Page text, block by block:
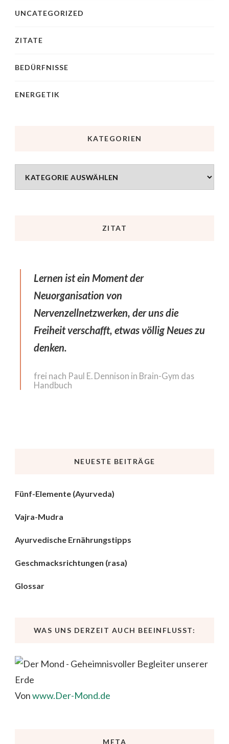
UNCATEGORIZED
ZITATE
BEDÜRFNISSE
ENERGETIK
KATEGORIEN
ZITAT
Lernen ist ein Moment der
Neuorganisation von
Nervenzellnetzwerken, der uns die
Freiheit verschafft, etwas völlig Neues zu
denken.
frei nach Paul E. Dennison in Brain-Gym das
Handbuch
NEUESTE BEITRÄGE
Fünf-Elemente (Ayurveda)
Vajra-Mudra
Ayurvedische Ernährungstipps
Geschmacksrichtungen (rasa)
Glossar
WAS UNS DERZEIT AUCH BEEINFLUSST:
Vonwww.Der-Mond.de
META